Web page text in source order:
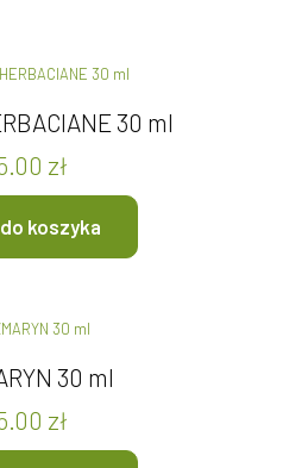
30 ml
zł
koszyka
30 ml
zł